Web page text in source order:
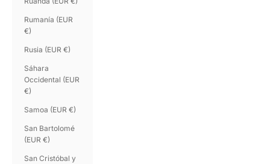
Rumanía (EUR
€)
Rusia (EUR €)
Sáhara
Occidental (EUR
€)
Samoa (EUR €)
San Bartolomé
(EUR €)
San Cristóbal y